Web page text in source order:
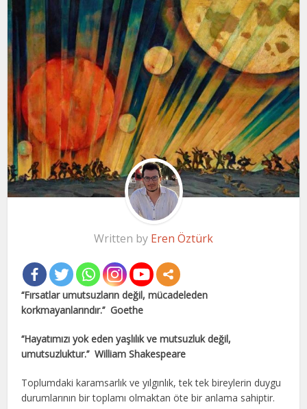
Written by Eren Öztürk
‘‘Fırsatlar umutsuzların değil, mücadeleden
korkmayanlarındır.’’ Goethe
‘‘Hayatımızı yok eden yaşlılık ve mutsuzluk değil,
umutsuzluktur.’’ William Shakespeare
Toplumdaki karamsarlık ve yılgınlık, tek tek bireylerin duygu
durumlarının bir toplamı olmaktan öte bir anlama sahiptir.